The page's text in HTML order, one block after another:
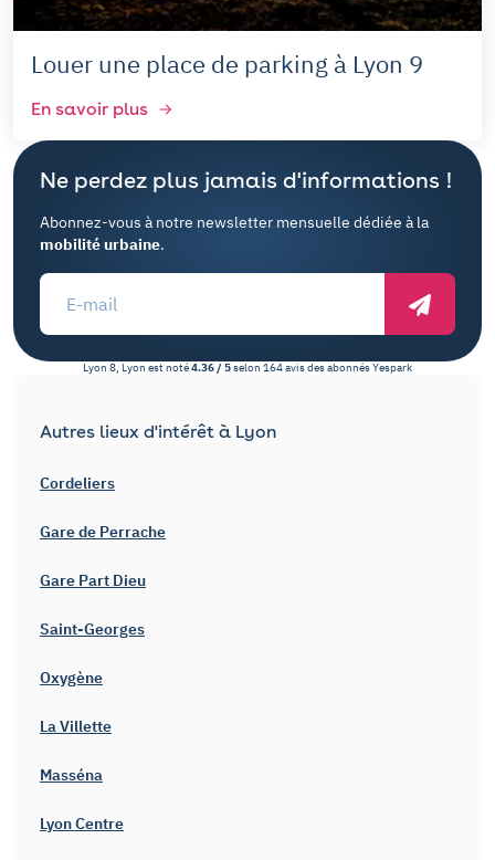
Louer une place de parking à Lyon 9
En savoir plus
Ne perdez plus jamais d'informations !
Abonnez-vous à notre newsletter mensuelle dédiée à la
mobilité urbaine.
Lyon 8, Lyon est noté4.36/ 5selon 164avis des abonnésYespark
Autres lieux d'intérêt à Lyon
Cordeliers
Gare de Perrache
Gare Part Dieu
Saint-Georges
Oxygène
La Villette
Masséna
Lyon Centre